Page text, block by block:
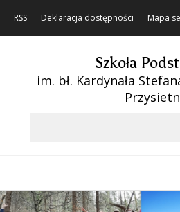
RSS Deklaracja dostępności Mapa
Szkoła
im. bł. Kardynała